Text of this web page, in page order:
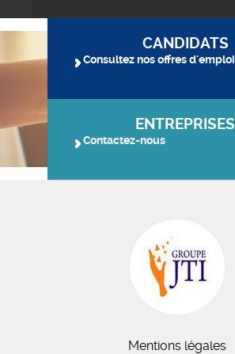
CANDIDATS
Consultez nos offres d'emploi
ENTREPRISES
Contactez-nous
Mentions légales